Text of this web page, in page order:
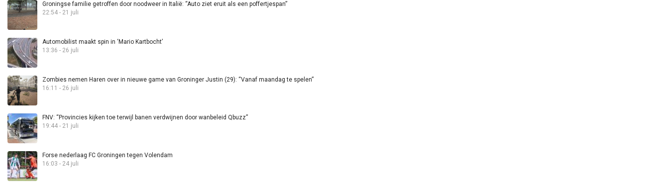
Groningse familie getroffen door noodweer in Italië: “Auto ziet eruit als een poffertjespan”
22:54 - 21 juli
Automobilist maakt spin in ‘Mario Kartbocht’
13:36 - 26 juli
Zombies nemen Haren over in nieuwe game van Groninger Justin (29): “Vanaf maandag te spelen”
16:11 - 26 juli
FNV: “Provincies kijken toe terwijl banen verdwijnen door wanbeleid Qbuzz”
19:44 - 21 juli
Forse nederlaag FC Groningen tegen Volendam
16:03 - 24 juli